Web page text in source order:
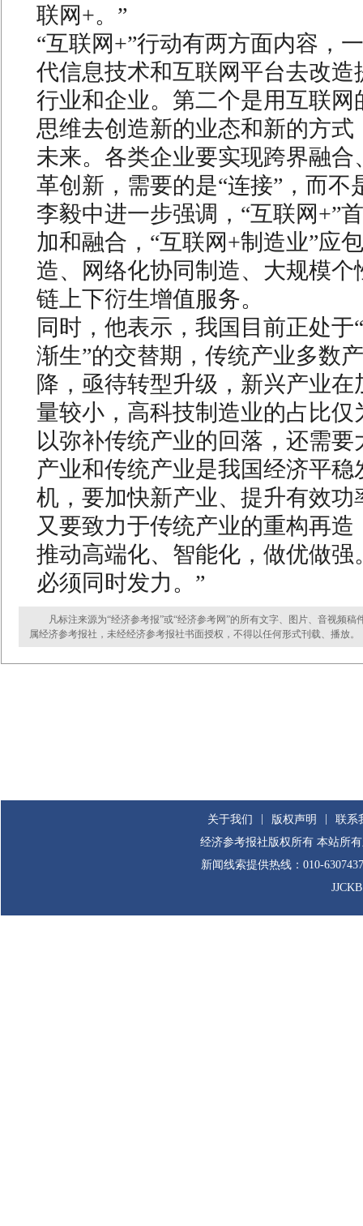
联网+。”
“互联网+”行动有两方面内容，
代信息技术和互联网平台去改造
行业和企业。第二个是用互联网
思维去创造新的业态和新的方式
未来。各类企业要实现跨界融合
革创新，需要的是“连接”，而不
李毅中进一步强调，“互联网+”
加和融合，“互联网+制造业”应
造、网络化协同制造、大规模个
链上下衍生增值服务。
同时，他表示，我国目前正处于
渐生”的交替期，传统产业多数
降，亟待转型升级，新兴产业
量较小，高科技制造业的占比仅
以弥补传统产业的回落，还需要
产业和传统产业是我国经济平稳
机，要加快新产业、提升有效功
又要致力于传统产业的重构再
推动高端化、智能化，做优做强
必须同时发力。”
凡标注来源为“经济参考报”或“经济参考网”的所有文字、图片、音视频稿
属经济参考报社，未经经济参考报社书面授权，不得以任何形式刊载、播放。
关于我们 版权声明
联系
经济参考报社版权所有 本站所
新闻线索提供热线：010-